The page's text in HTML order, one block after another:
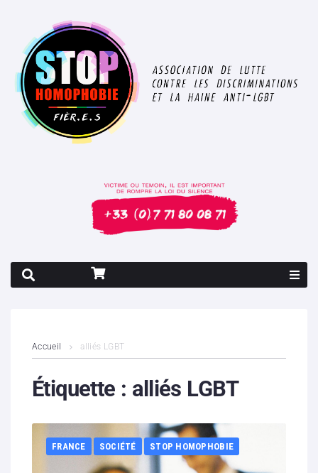
Contenus litigieux
Boutique
Accueil alliés LGBT
Étiquette : alliés LGBT
FRANCE SOCIÉTÉ STOP HOMOPHOBIE